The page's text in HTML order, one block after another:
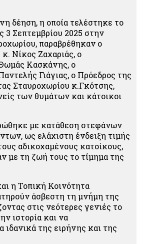
δέηση, η οποία τελέστηκε το
3 Σεπτεμβρίου 2025 στην
παραβρέθηκαν ο
Νίκος Ζαχαριάς, ο
Κασκάνης, ο
Γιάγιας, ο Πρόεδρος της
Σταυροχωρίου κ.Γκότσης,
των θυμάτων και κάτοικοι
με κατάθεση στεφάνων
ως ελάχιστη ένδειξη τιμής
αδικοχαμένους κατοίκους,
με τη ζωή τους το τίμημα της
η Τοπική Κοινότητα
άσβεστη τη μνήμη της
στις νεότερες γενιές το
ιστορία και να
ιδανικά της ειρήνης και της